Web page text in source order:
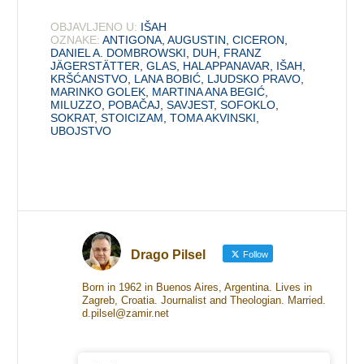
OBJAVLJENO U: IŠAH
OZNAKE: ANTIGONA ,AUGUSTIN ,CICERON
DANIEL A. DOMBROWSKI
DUH
FRANZ
JÄGERSTÄTTER ,GLAS HALAPPANAVAR IŠAH
KRŠĆANSTVO LANA BOBIĆ LJUDSKO PRAVO
MARINKO GOLEK MARTINA ANA BEGIĆ
MILUZZO POBAČAJ ,SAVJEST,SOFOKLO
SOKRAT,STOICIZAM ,TOMA AKVINSKI
UBOJSTVO
Drago Pilsel Follow
Born in 1962 in Buenos Aires, Argentina. Lives in
Zagreb, Croatia. Journalist and Theologian. Married.
d.pilsel@zamir.net